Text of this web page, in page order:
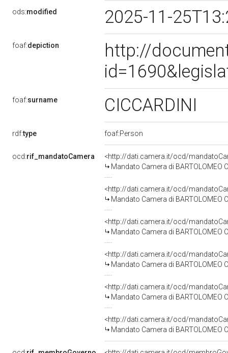
ods:modified 2025-11-
foaf:depiction
http://
foaf:surname CICCARDINI
rdf:type foaf:Person
ocd:rif_mandatoCamera
<http://dati.camera.it/ocd/
Mandato Camera di BARTOLOMEO
<http://dati.camera.it/ocd/
Mandato Camera di BARTOLOMEO
<http://dati.camera.it/ocd/
Mandato Camera di BARTOLOMEO
<http://dati.camera.it/ocd/
Mandato Camera di BARTOLOMEO
<http://dati.camera.it/ocd/
Mandato Camera di BARTOLOMEO
<http://dati.camera.it/ocd/
Mandato Camera di BARTOLOMEO